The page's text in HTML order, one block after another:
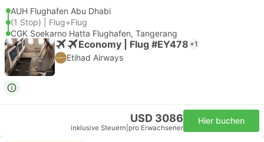
AUH Flughafen Abu Dhabi
(1 Stop) | Flug+Flug
CGK Soekarno Hatta Flughafen, Tangerang
Economy | Flug #EY478 +1
Etihad Airways
USD 3086
inklusive Steuern pro Erwachsener
Hier buchen